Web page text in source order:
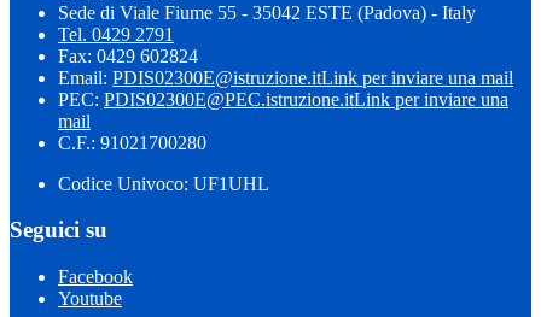
Sede di Viale Fiume 55 - 35042 ESTE (Padova) - Italy
Tel. 0429 2791
Fax: 0429 602824
Email: PDIS02300E@istruzione.itLink per inviare una mail
PEC: PDIS02300E@PEC.istruzione.itLink per inviare una
mail
C.F.: 91021700280
Codice Univoco: UF1UHL
Seguici su
Facebook
Youtube